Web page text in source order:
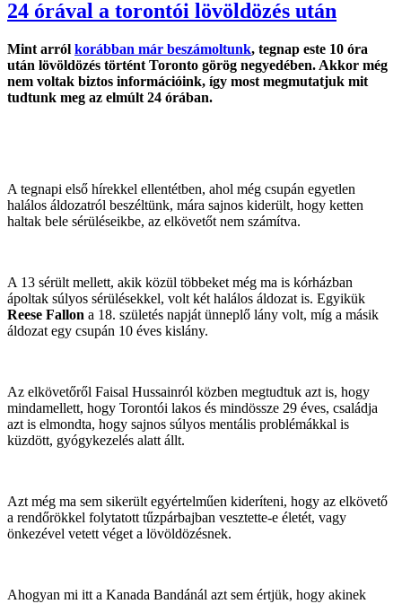
24 órával a torontói lövöldözés után
Mint arról korábban már beszámoltunk, tegnap este 10 óra
után lövöldözés történt Toronto görög negyedében. Akkor még
nem voltak biztos információink, így most megmutatjuk mit
tudtunk meg az elmúlt 24 órában.
A tegnapi első hírekkel ellentétben, ahol még csupán egyetlen
halálos áldozatról beszéltünk, mára sajnos kiderült, hogy ketten
haltak bele sérüléseikbe, az elkövetőt nem számítva.
A 13 sérült mellett, akik közül többeket még ma is kórházban
ápoltak súlyos sérülésekkel, volt két halálos áldozat is. Egyikük
Reese Fallon a 18. születés napját ünneplő lány volt, míg a másik
áldozat egy csupán 10 éves kislány.
Az elkövetőről Faisal Hussainról közben megtudtuk azt is, hogy
mindamellett, hogy Torontói lakos és mindössze 29 éves, családja
azt is elmondta, hogy sajnos súlyos mentális problémákkal is
küzdött, gyógykezelés alatt állt.
Azt még ma sem sikerült egyértelműen kideríteni, hogy az elkövető
a rendőrökkel folytatott tűzpárbajban vesztette-e életét, vagy
önkezével vetett véget a lövöldözésnek.
Ahogyan mi itt a Kanada Bandánál azt sem értjük, hogy akinek